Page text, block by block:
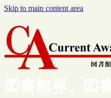
Skip to main content area
図書館界、図